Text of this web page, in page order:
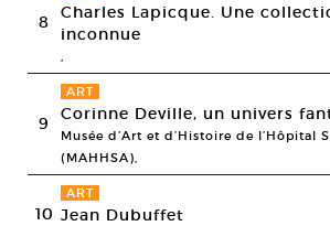
8
Charles Lapicque. Une
inconnue
9
ART
Corinne Deville, un univers
Musée d’Art et d’Histoire de l’Hôpital
(MAHHSA),
10
ART
Jean Dubuffet